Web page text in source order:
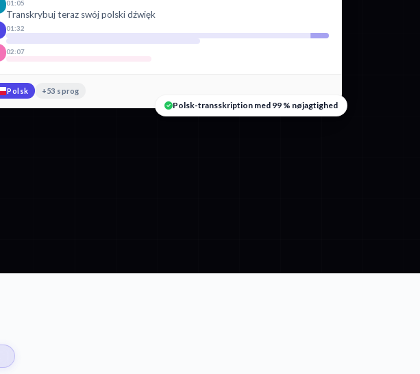
01:05
Transkrybuj teraz swój polski dźwięk
01:32
02:07
Polsk +53 sprog
Polsk-transskription med 99 % nøjagtighed